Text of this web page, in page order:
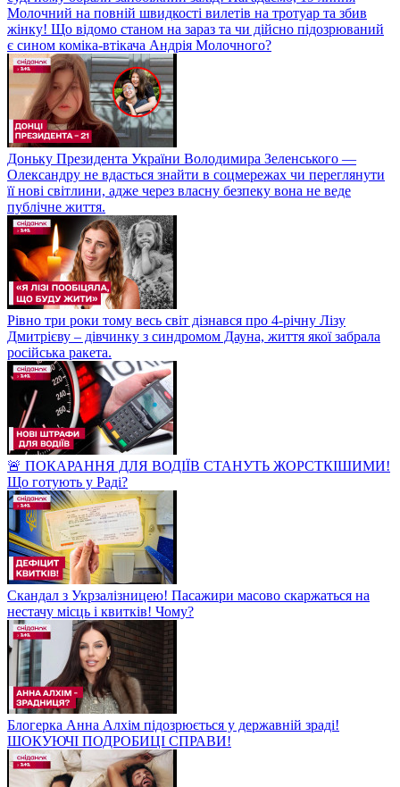
Молочний на повній швидкості вилетів на тротуар та збив
жінку! Що відомо станом на зараз та чи дійсно підозрюваний
є сином коміка-втікача Андрія Молочного?
Доньку Президента України Володимира Зеленського —
Олександру не вдасться знайти в соцмережах чи переглянути
її нові світлини, адже через власну безпеку вона не веде
публічне життя.
Рівно три роки тому весь світ дізнався про 4-річну Лізу
Дмитрієву – дівчинку з синдромом Дауна, життя якої забрала
російська ракета.
🚨 ПОКАРАННЯ ДЛЯ ВОДІЇВ СТАНУТЬ ЖОРСТКІШИМИ!
Що готують у Раді?
Скандал з Укрзалізницею! Пасажири масово скаржаться на
нестачу місць і квитків! Чому?
Блогерка Анна Алхім підозрюється у державній зраді!
ШОКУЮЧІ ПОДРОБИЦІ СПРАВИ!